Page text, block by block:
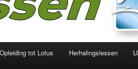
Opleiding tot Lotus Herhalingslessen